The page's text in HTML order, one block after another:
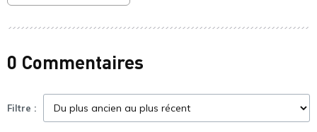
0 Commentaires
Filtre :